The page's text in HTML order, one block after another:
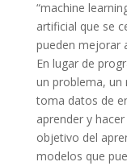
“machine
artificial que se
pueden mejorar
En lugar de
un problema,
toma datos de
aprender y
objetivo del
modelos que